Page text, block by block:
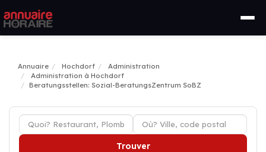
Annuaire Hochdorf
Administration
Administration à Hochdorf
Beratungsstellen: Sozial-BeratungsZentrum SoBZ
Trouver